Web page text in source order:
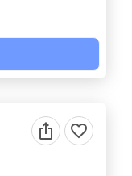
favorite_border